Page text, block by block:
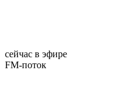
сейчас в эфире
FM-поток